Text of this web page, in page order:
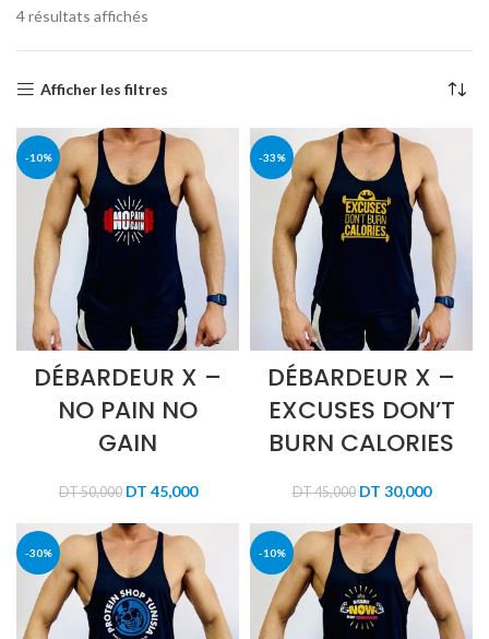
4 résultats affichés
Afficher les filtres
-10%
DÉBARDEUR X –
NO PAIN NO
GAIN
DT50,000 Le
initial
était :
DT 50,000.
DT 45,000Le
est :
DT 45,000.
-33%
DÉBARDEUR X –
EXCUSES DON’T
BURN CALORIES
DT45,000 Le
initial
était :
DT 45,000.
DT 30,000Le
est :
DT
-30% -10%